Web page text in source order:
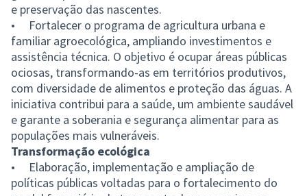
e preservação das nascentes.
• Fortalecer o programa de agricultura urbana e
familiar agroecológica, ampliando investimentos e
assistência técnica. O objetivo é ocupar áreas públicas
ociosas, transformando-as em territórios produtivos,
com diversidade de alimentos e proteção das águas. A
iniciativa contribui para a saúde, um ambiente saudável
e garante a soberania e segurança alimentar para as
populações mais vulneráveis.
Transformação ecológica
• Elaboração, implementação e ampliação de
políticas públicas voltadas para o fortalecimento do